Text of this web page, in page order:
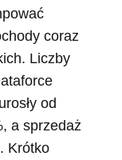
coraz
Liczby
od
a sprzedaż
Krótko